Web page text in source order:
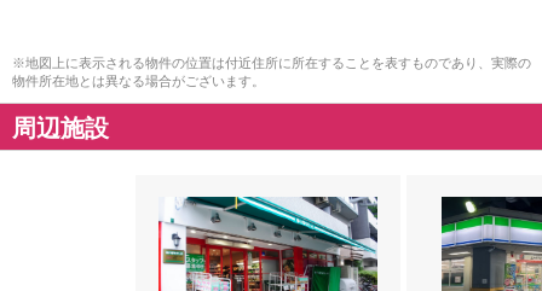
※地図上に表示される物件の位置は付近住所に所在することを表すものであり、実際の
物件所在地とは異なる場合がございます。
周辺施設